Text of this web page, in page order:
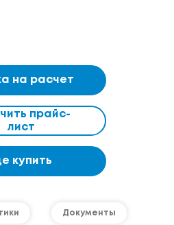
на расчет
прайс-
лист
купить
Документы